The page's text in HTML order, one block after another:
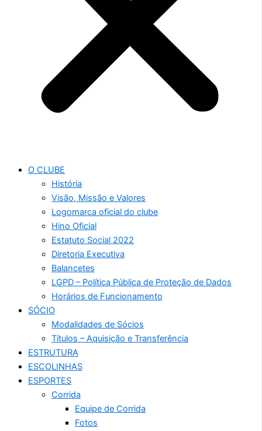
O CLUBE
História
Visão, Missão e Valores
Logomarca oficial do clube
Hino Oficial
Estatuto Social 2022
Diretoria Executiva
Balancetes
LGPD – Política Pública de Proteção de Dados
Horários de Funcionamento
SÓCIO
Modalidades de Sócios
Títulos – Aquisição e Transferência
ESTRUTURA
ESCOLINHAS
ESPORTES
Corrida
Equipe de Corrida
Fotos